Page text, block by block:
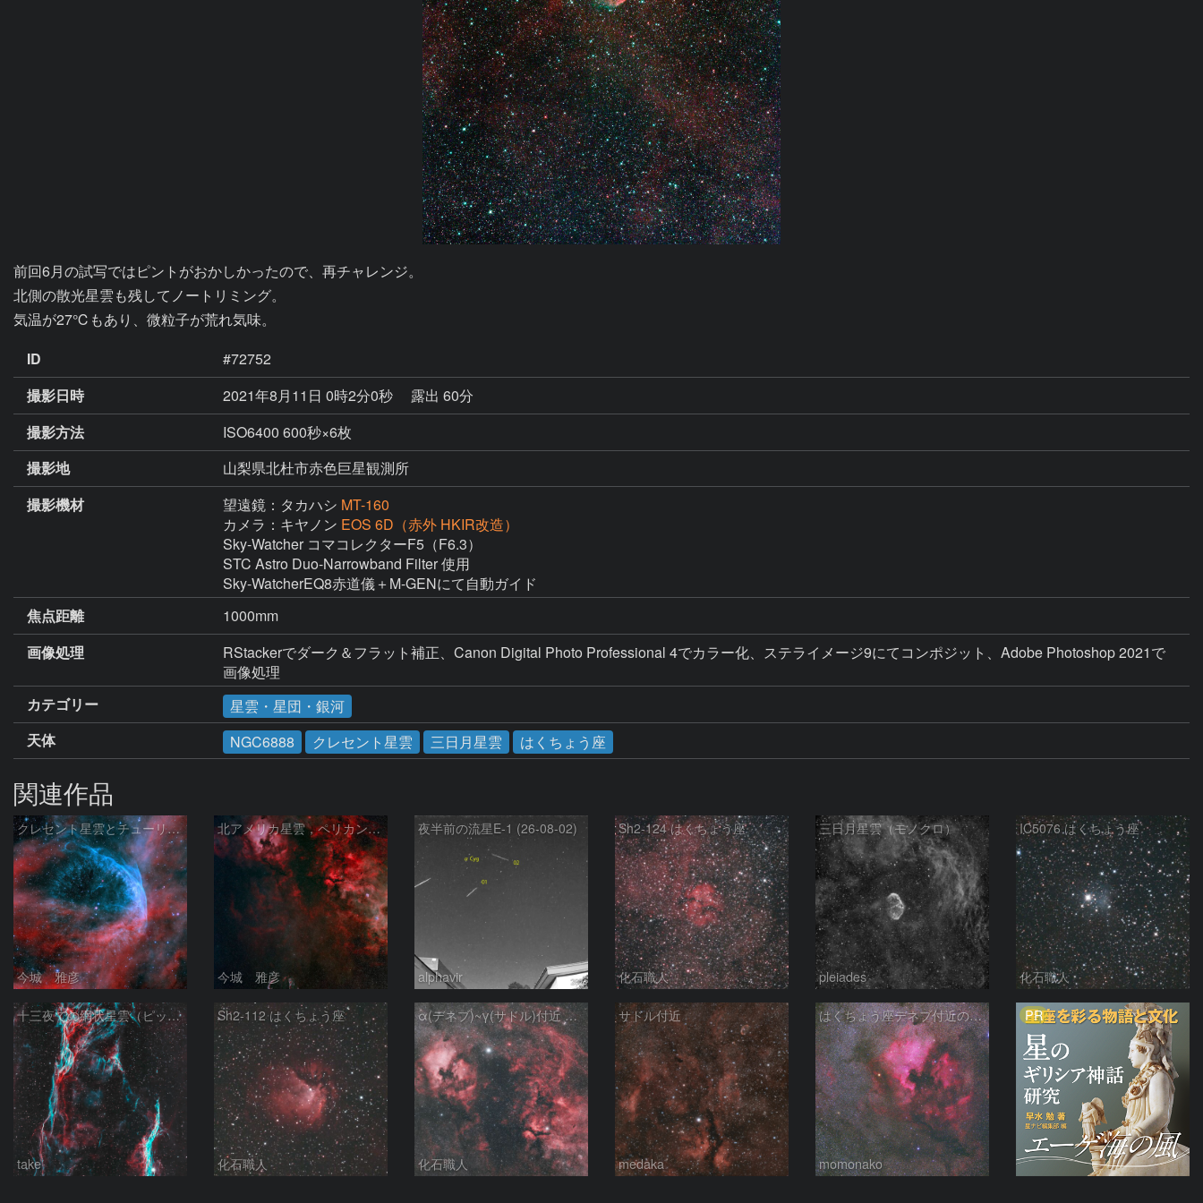
前回6月の試写ではピントがおかしかったので、再チャレンジ。
北側の散光星雲も残してノートリミング。
気温が27℃もあり、微粒子が荒れ気味。
ID
#72752
撮影日時
2021年8月11日 0時2分0秒
露出 60分
撮影方法
ISO6400 600秒×6枚
撮影地
山梨県北杜市赤色巨星観測所
撮影機材
望遠鏡：タカハシ MT-160
カメラ：キヤノン EOS 6D（赤外 HKIR改造）
Sky-Watcher コマコレクターF5（F6.3）
STC Astro Duo-Narrowband Filter 使用
Sky-WatcherEQ8赤道儀＋M-GENにて自動ガイド
焦点距離
1000mm
画像処理
RStackerでダーク＆フラット補正、Canon Digital Photo Professional 4でカラー化、ステライメージ9にてコンポジット、Adobe Photoshop 2021で
画像処理
カテゴリー
星雲・星団・銀河
天体
NGC6888 クレセント星雲 三日月星雲 はくちょう座
関連作品
クレセント星雲とチューリップ星雲の真ん中あたりにある星雲 NGC6883 ???
今城 雅彦
北アメリカ星雲，ペリカン星雲，サドル付近，クレセント星雲，網状星雲・・・etc
今城 雅彦
夜半前の流星E-1 (26-08-02)
alphavir
Sh2-124 はくちょう座
化石職人
三日月星雲（モノクロ）
pleiades
IC5076 はくちょう座
化石職人
十三夜での網状星雲（ピッカリングの三角）
take
Sh2-112 はくちょう座
化石職人
α(デネブ)~γ(サドル)付近 NGC7000 北アメリカ星雲 IC5067~5070 ペリカン星雲 はくちょう座
化石職人
サドル付近
medaka
はくちょう座デネブ付近の空域 260720
momonako
PR